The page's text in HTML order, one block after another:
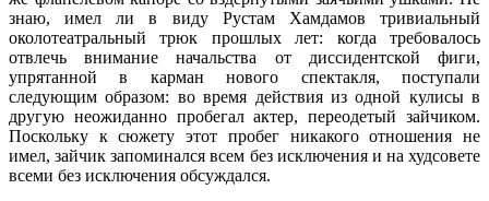
знаю, имел ли в виду Рустам Хамдамов тривиальный
околотеатральный трюк прошлых лет: когда требовалось
отвлечь внимание начальства от диссидентской фиги,
упрятанной в карман нового спектакля, поступали
следующим образом: во время действия из одной кулисы в
другую неожиданно пробегал актер, переодетый зайчиком.
Поскольку к сюжету этот пробег никакого отношения не
имел, зайчик запоминался всем без исключения и на худсовете
всеми без исключения обсуждался.